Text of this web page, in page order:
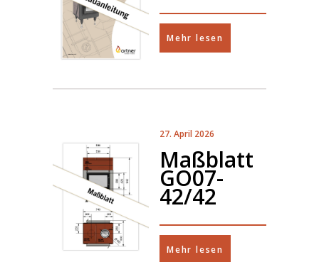
Mehr lesen
27. April 2026
Maßblatt
GO07-
42/42
Mehr lesen